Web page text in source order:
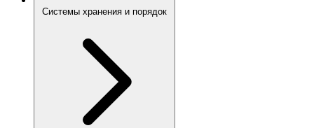
Системы хранения и порядок